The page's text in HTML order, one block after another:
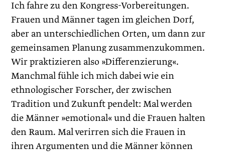
Ich fahre zu den Kongress-Vorbereitungen.
Frauen und Männer tagen im gleichen Dorf,
aber an unterschiedlichen Orten, um dann zur
gemeinsamen Planung zusammenzukommen.
Wir praktizieren also »Differenzierung«.
Manchmal fühle ich mich dabei wie ein
ethnologischer Forscher, der zwischen
Tradition und Zukunft pendelt: Mal werden
die Männer »emotional« und die Frauen halten
den Raum. Mal verirren sich die Frauen in
ihren Argumenten und die Männer können